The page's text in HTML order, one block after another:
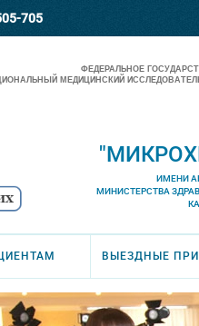
705
ФЕДЕРАЛЬНОЕ
МЕДИЦИНСКИЙ
ИМЕНИ
МИНИСТЕРСТВА
ВЫЕЗДНЫЕ